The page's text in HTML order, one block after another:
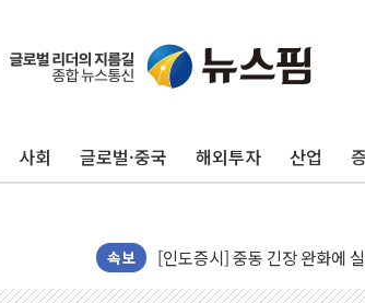
사회 글로벌·중국 해외투자 산업
속보
청와대, 北 단거리 탄도미사일
금값 7주 만에 최고…美 고용
러, 1인칭시점 드론으로 우크
[베트남 증시] 지수 하락 속